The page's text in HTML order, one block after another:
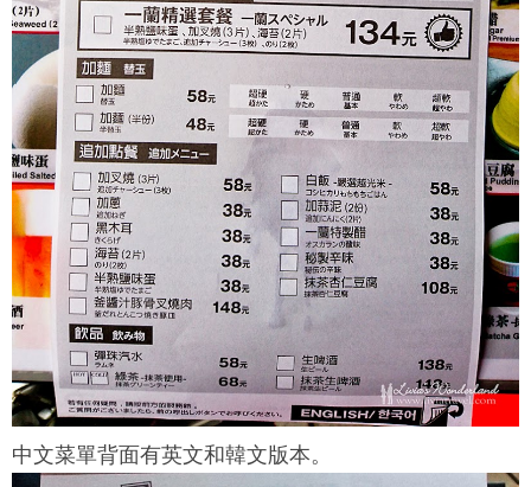
中文菜單背面有英文和韓文版本。